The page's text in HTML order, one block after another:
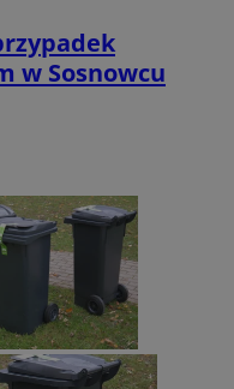
w Sosnowcu